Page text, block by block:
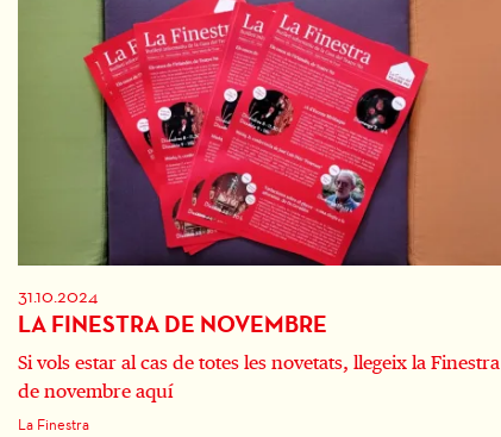
31.10.2024
LA FINESTRA DE NOVEMBRE
Si vols estar al cas de totes les novetats, llegeix la Finestra
de novembre aquí
La Finestra